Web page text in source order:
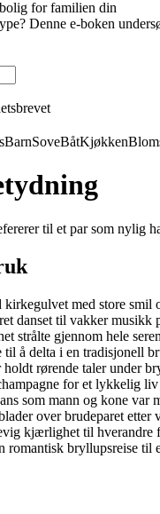
for familien din
Denne e-boken
BarnSoveBåtKjøkken
til et par som nylig
med store smil
danset til vakker musikk
strålte gjennom hele
å delta i en tradisjonell
rørende taler under
for et lykkelig liv
som mann og kone var
over brudeparet etter
kjærlighet til hverandre
romantisk bryllupsreise til